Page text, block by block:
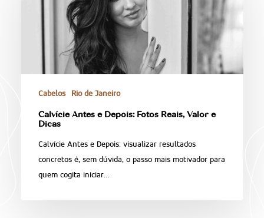
Cabelos Rio de Janeiro
Calvície Antes e Depois: Fotos Reais, Valor e
Dicas
Calvície Antes e Depois: visualizar resultados
concretos é, sem dúvida, o passo mais motivador para
quem cogita iniciar…